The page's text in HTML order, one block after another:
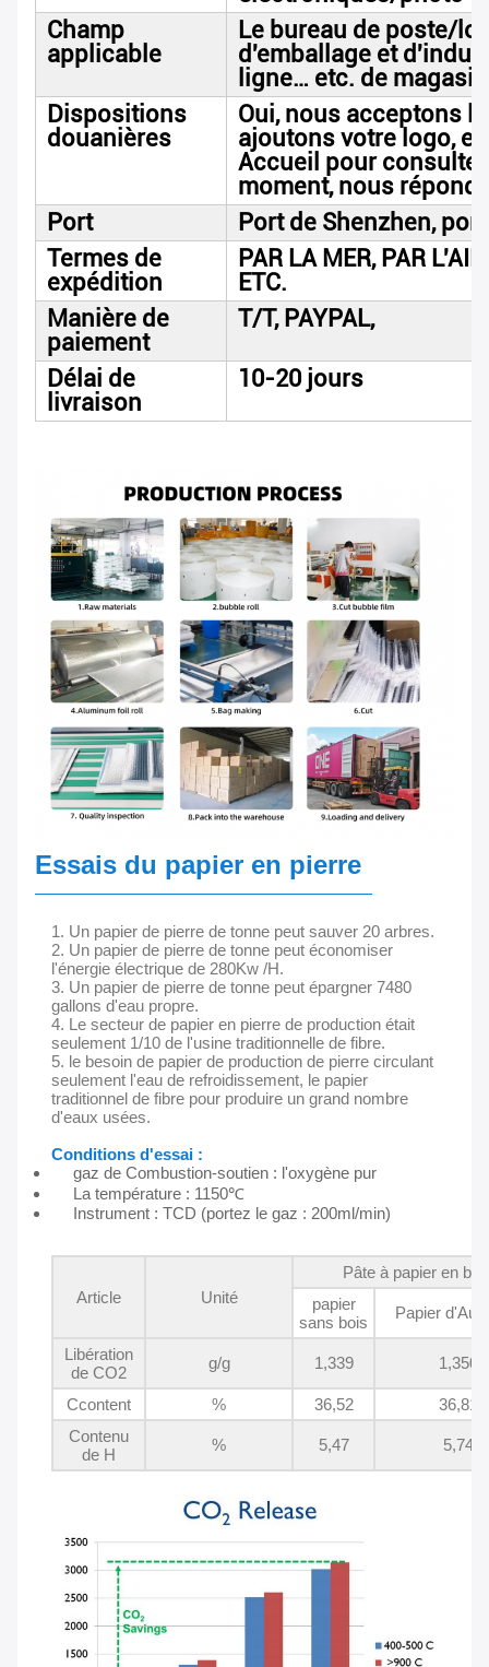
Champ
applicable
Le bureau de poste/
d'emballage et
ligne… etc. de
Dispositions
douanières
Oui, nous acceptons
ajoutons votre logo,
Accueil pour
moment, nous
Port
Port de Shenzhen,
Termes de
expédition
PAR LA MER, PAR
ETC.
Manière de
paiement
T/T, PAYPAL,
Délai de
livraison
10-20 jours
Essais du papier en pierre
1. Un papier de pierre de tonne peut sauver 20 arbres.
2. Un papier de pierre de tonne peut économiser
l'énergie électrique de 280Kw /H.
3. Un papier de pierre de tonne peut épargner 7480
gallons d'eau propre.
4. Le secteur de papier en pierre de production était
seulement 1/10 de l'usine traditionnelle de fibre.
5. le besoin de papier de production de pierre circulant
seulement l'eau de refroidissement, le papier
traditionnel de fibre pour produire un grand nombre
d'eaux usées.
Conditions d'essai :
gaz de Combustion-soutien : l'oxygène pur
La température : 1150℃
Instrument : TCD (portez le gaz : 200ml/min)
Article Unité
Pâte à papier en
papier
sans bois
Papier
Libération
de CO2
g/g 1,339 1,350
Ccontent % 36,52
36,81
Contenu
de H
% 5,47 5,74